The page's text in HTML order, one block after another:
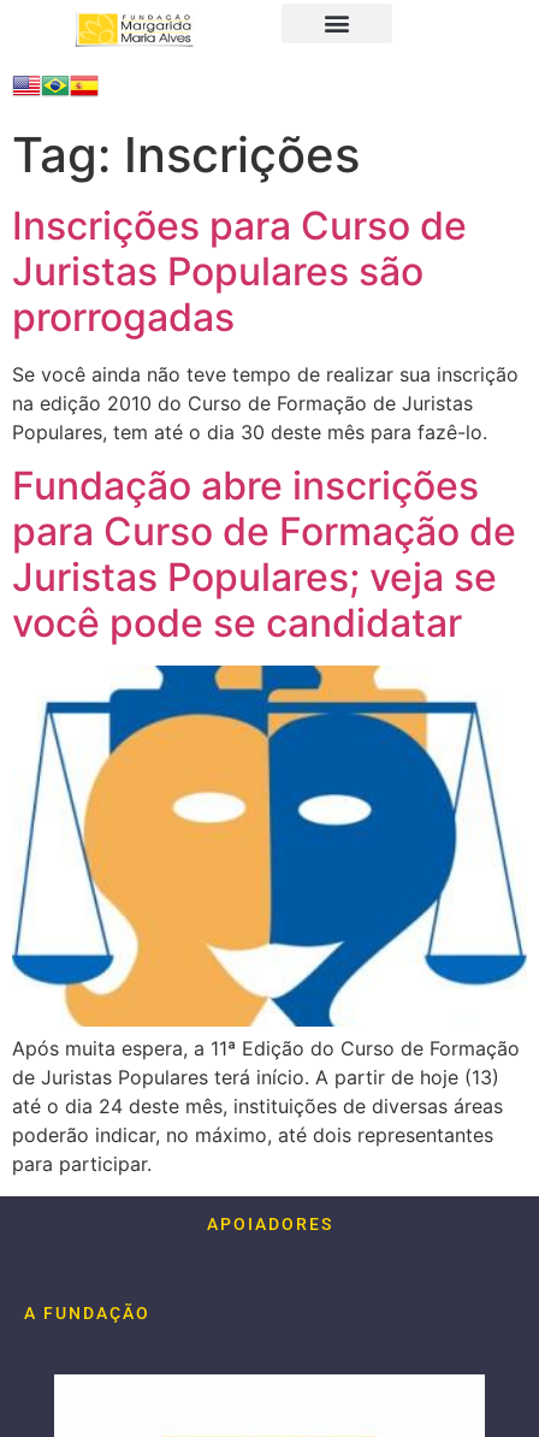
Tag: Inscrições
Inscrições para Curso de
Juristas Populares são
prorrogadas
Se você ainda não teve tempo de realizar sua inscrição
na edição 2010 do Curso de Formação de Juristas
Populares, tem até o dia 30 deste mês para fazê-lo.
Fundação abre inscrições
para Curso de Formação de
Juristas Populares; veja se
você pode se candidatar
Após muita espera, a 11ª Edição do Curso de Formação
de Juristas Populares terá início. A partir de hoje (13)
até o dia 24 deste mês, instituições de diversas áreas
poderão indicar, no máximo, até dois representantes
para participar.
APOIADORES
A FUNDAÇÃO